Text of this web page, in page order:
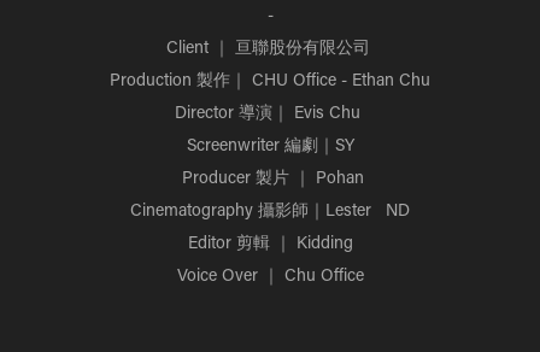
-
Client ｜ 亘聯股份有限公司
Production 製作｜ CHU Office - Ethan Chu
Director 導演｜ Evis Chu
Screenwriter 編劇｜SY
Producer 製片 ｜ Pohan
Cinematography 攝影師｜Lester ND
Editor 剪輯 ｜ Kidding
Voice Over ｜ Chu Office